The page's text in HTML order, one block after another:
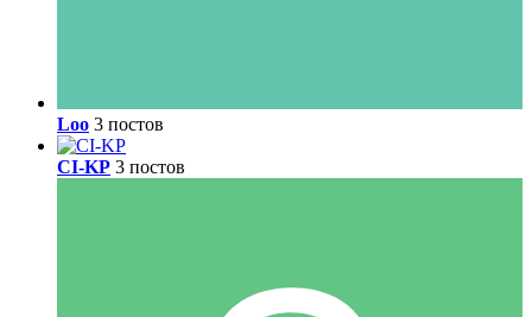
Loo 3 постов
CI-KP 3 постов